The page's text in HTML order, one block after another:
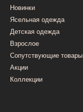
Новинки
Ясельная одежда
Детская одежда
Взрослое
Сопутствующие товары
Акции
Коллекции